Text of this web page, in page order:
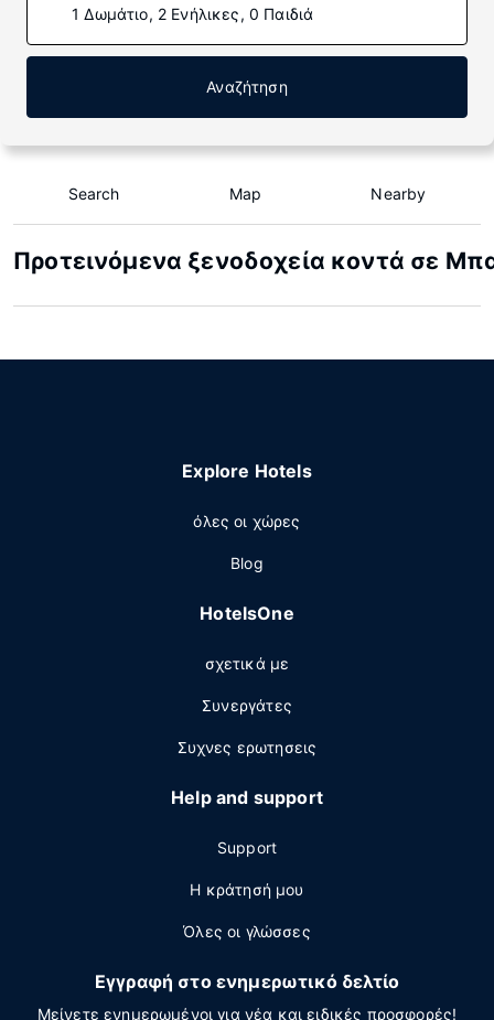
1 Δωμάτιο, 2 Ενήλικες, 0 Παιδιά
Αναζήτηση
Search Map Nearby
Προτεινόμενα ξενοδοχεία κοντά σε
Explore Hotels
όλες οι χώρες
Blog
HotelsOne
σχετικά με
Συνεργάτες
Συχνες ερωτησεις
Help and support
Support
Η κράτησή μου
Όλες οι γλώσσες
Εγγραφή στο ενημερωτικό δελτίο
Μείνετε ενημερωμένοι για νέα και ειδικές προσφορές!